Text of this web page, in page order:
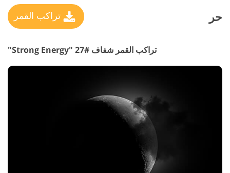
حر تراكب القمر
تراكب القمر شفاف #27 "Strong Energy"